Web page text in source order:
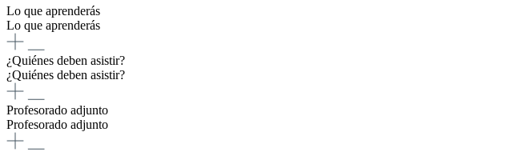
Lo que aprenderás
Lo que aprenderás
¿Quiénes deben asistir?
¿Quiénes deben asistir?
Profesorado adjunto
Profesorado adjunto